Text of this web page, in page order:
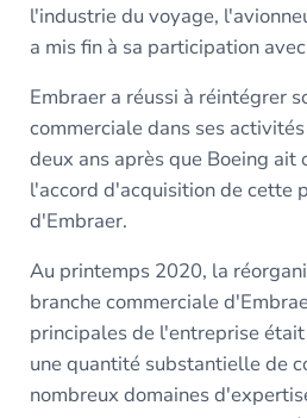
l'industrie du voyage,
a mis fin à sa participation
Embraer a réussi à réintégrer
commerciale dans ses
deux ans après que Boeing
l'accord d'acquisition de cette
d'Embraer.
Au printemps 2020, la
branche commerciale
principales de l'entreprise
une quantité substantielle de
nombreux domaines